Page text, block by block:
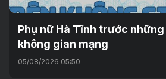
Phụ nữ Hà Tĩnh trước
không gian mạng
05/08/2026 05:50